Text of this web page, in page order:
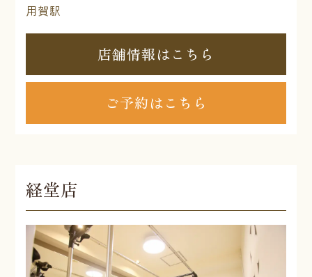
用賀駅
店舗情報はこちら
ご予約はこちら
経堂店